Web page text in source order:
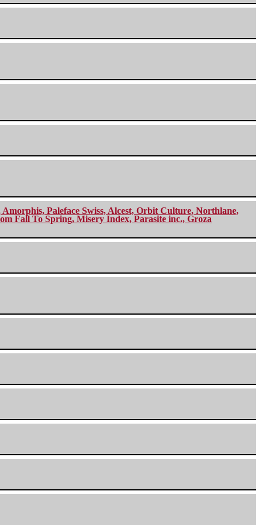
Paleface Swiss, Alcest, Orbit Culture, Northlane,
Fall To Spring, Misery Index, Parasite inc., Groza